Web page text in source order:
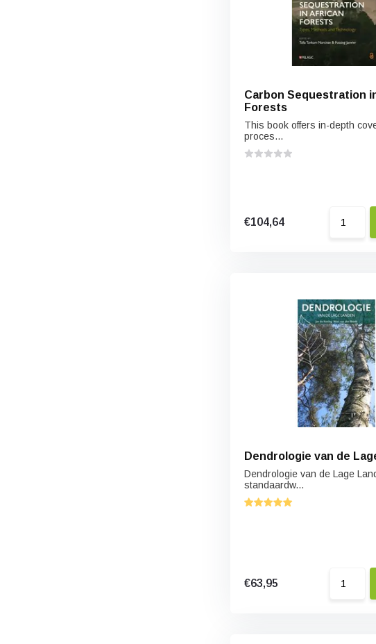
Carbon Sequestration
Forests
This book offers in-depth
proces...
€104,64
Dendrologie van de
Dendrologie van de Lage
standaardw...
€63,95